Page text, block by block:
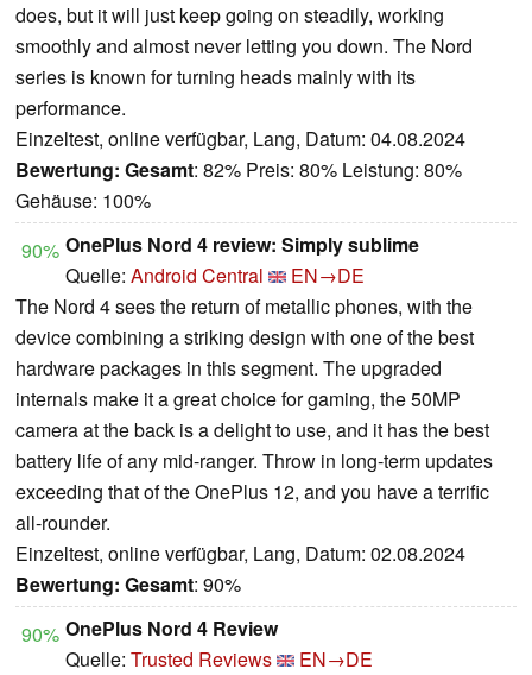
does, but it will just keep going on steadily, working
smoothly and almost never letting you down. The Nord
series is known for turning heads mainly with its
performance.
Einzeltest, online verfügbar, Lang, Datum: 04.08.2024
Bewertung: Gesamt: 82% Preis: 80% Leistung: 80%
Gehäuse: 100%
90% OnePlus Nord 4 review: Simply sublime
Quelle: Android Central
EN→DE
The Nord 4 sees the return of metallic phones, with the
device combining a striking design with one of the best
hardware packages in this segment. The upgraded
internals make it a great choice for gaming, the 50MP
camera at the back is a delight to use, and it has the best
battery life of any mid-ranger. Throw in long-term updates
exceeding that of the OnePlus 12, and you have a terrific
all-rounder.
Einzeltest, online verfügbar, Lang, Datum: 02.08.2024
Bewertung: Gesamt: 90%
90% OnePlus Nord 4 Review
Quelle: Trusted Reviews
EN→DE